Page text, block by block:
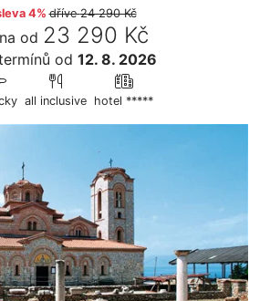
4% dříve24 290 Kč
od 23 290 Kč
od 12. 8. 2026
all inclusive hotel *****